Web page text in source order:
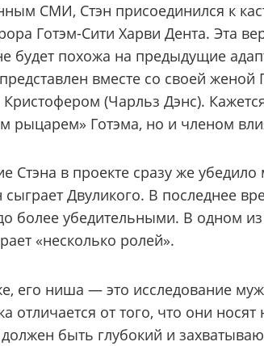
СМИ, Стэн присоединился к
Готэм-Сити Харви Дента. Эта
будет похожа на предыдущие
вместе со своей
(Чарльз Дэнс).
рыцарем» Готэма, но и членом
Стэна в проекте сразу же
сыграет Двуликого. В последнее
более убедительными. В одном
«несколько ролей».
его ниша — это исследование
отличается от того, что они
быть глубокий и